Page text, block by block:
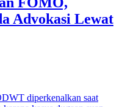
Advokasi Lewat